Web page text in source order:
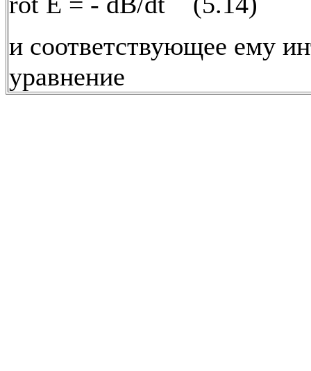
и соответствующее ему
уравнение